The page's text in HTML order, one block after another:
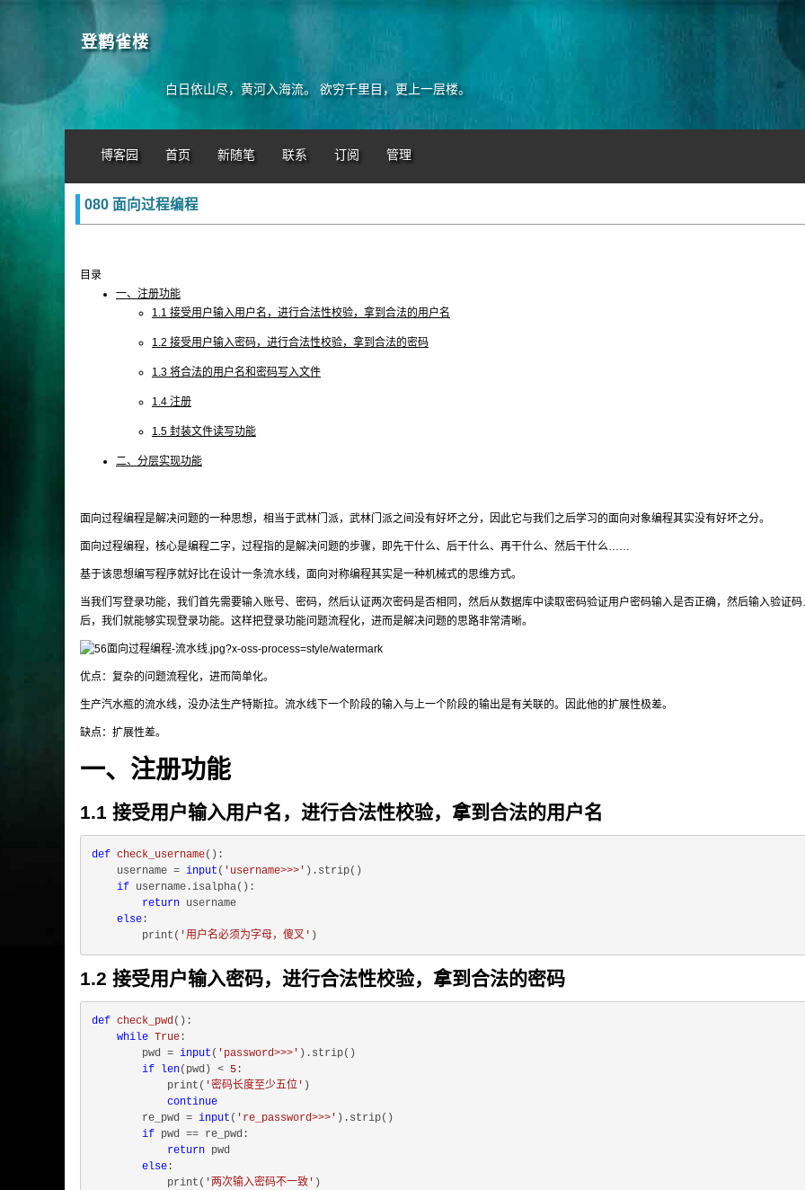
登鹳雀楼
白日依山尽，黄河入海流。 欲穷千里目，更上一层楼。
博客园 首页 新随笔 联系 订阅 管理
080 面向过程编程
目录
一、注册功能
1.1 接受用户输入用户名，进行合法性校验，拿到合法的用户名
1.2 接受用户输入密码，进行合法性校验，拿到合法的密码
1.3 将合法的用户名和密码写入文件
1.4 注册
1.5 封装文件读写功能
二、分层实现功能
面向过程编程是解决问题的一种思想，相当于武林门派，武林门派之间没有好坏之分，因此它与我们之后学习的面向对象编程其实没有好坏之分。
面向过程编程，核心是编程二字，过程指的是解决问题的步骤，即先干什么、后干什么、再干什么、然后干什么……
基于该思想编写程序就好比在设计一条流水线，面向对称编程其实是一种机械式的思维方式。
当我们写登录功能，我们首先需要输入账号、密码，然后认证两次密码是否相同，然后从数据库中读取密码验证用户密码输入是否正确，然后输入验证
后，我们就能够实现登录功能。这样把登录功能问题流程化，进而是解决问题的思路非常清晰。
优点：复杂的问题流程化，进而简单化。
生产汽水瓶的流水线，没办法生产特斯拉。流水线下一个阶段的输入与上一个阶段的输出是有关联的。因此他的扩展性极差。
缺点：扩展性差。
一、注册功能
1.1 接受用户输入用户名，进行合法性校验，拿到合法的用户名
def check_username():
    username =
input ( 'username>>>' ).strip()
if username.isalpha():
return username
else :
        print(
'用户名必须为字母，傻叉'
1.2 接受用户输入密码，进行合法性校验，拿到合法的密码
def check_pwd():
while True :
        pwd =
input ( 'password>>>' ).strip()
if
len(pwd) < 5 :
            print(
'密码长度至少五位' )
continue
        re_pwd =
input ( 're_password>>>' ).strip()
if pwd == re_pwd:
return pwd
else :
            print(
'两次输入密码不一致'